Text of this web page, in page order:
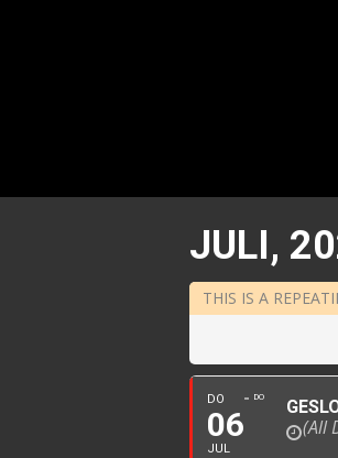
JULI,
THIS IS A
DO
06
JUL
DO
(All